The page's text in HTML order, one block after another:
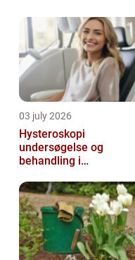
03 july 2026
Hysteroskopi
undersøgelse og
behandling i